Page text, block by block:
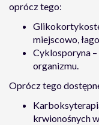
oprócz tego:
miejscowo,
Cyklosporyna
organizmu.
Oprócz tego
krwionośnych